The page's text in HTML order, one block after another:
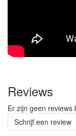
Reviews
Er zijn geen reviews
Schrijf een review